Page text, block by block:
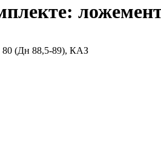
80 (Дн 88,5-89), КАЗ